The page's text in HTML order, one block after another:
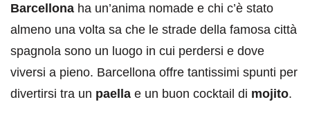
Barcellona ha un’anima nomade e chi c’è stato
almeno una volta sa che le strade della famosa città
spagnola sono un luogo in cui perdersi e dove
viversi a pieno. Barcellona offre tantissimi spunti per
divertirsi tra un paella e un buon cocktail di mojito.